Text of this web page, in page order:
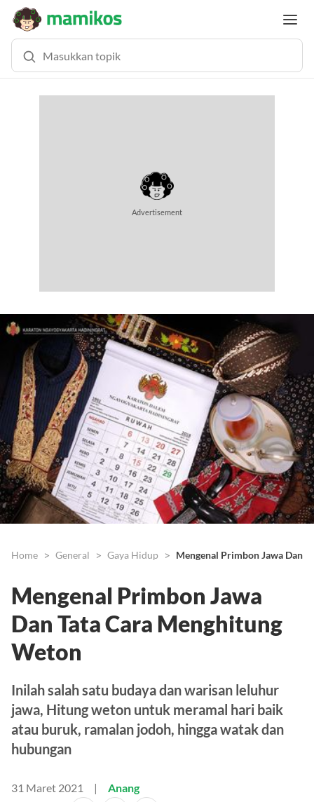
Advertisement
Home General Gaya Hidup Mengenal Primbon Jawa Dan
Mengenal Primbon Jawa
Dan Tata Cara Menghitung
Weton
Inilah salah satu budaya dan warisan leluhur
jawa, Hitung weton untuk meramal hari baik
atau buruk, ramalan jodoh, hingga watak dan
hubungan
31 Maret 2021
Anang